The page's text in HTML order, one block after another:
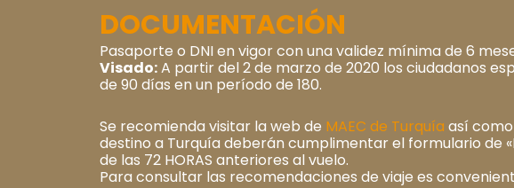
DOCUMENTACIÓN
Pasaporte o DNI en vigor con una validez mínima de 6
Visado:A partir del 2 de marzo de 2020 los ciudadanos
de 90 días en un período de 180.
Se recomienda visitar la web de MAEC de Turquía así como
destino a Turquía deberán cumplimentar el formulario de
de las 72 HORAS anteriores al vuelo.
Para consultar las recomendaciones de viaje es